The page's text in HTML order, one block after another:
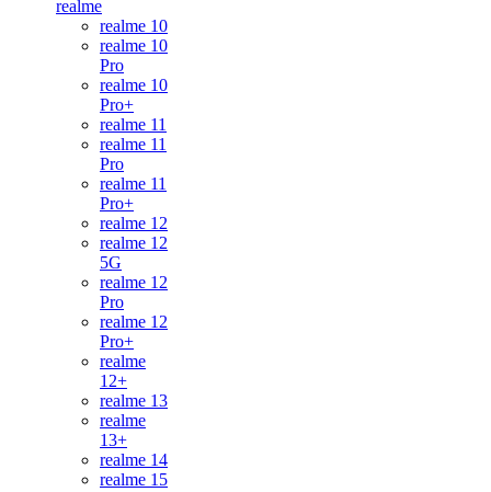
realme
realme 10
realme 10
Pro
realme 10
Pro+
realme 11
realme 11
Pro
realme 11
Pro+
realme 12
realme 12
5G
realme 12
Pro
realme 12
Pro+
realme
12+
realme 13
realme
13+
realme 14
realme 15